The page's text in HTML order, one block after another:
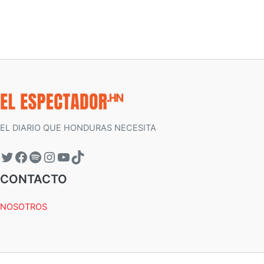
EL DIARIO QUE HONDURAS NECESITA
CONTACTO
NOSOTROS